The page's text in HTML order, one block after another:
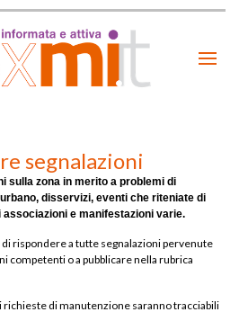
segnalazioni
sulla zona in merito a problemi di
disservizi, eventi che riteniate di
e manifestazioni varie.
rispondere a tutte segnalazioni pervenute
competenti o a pubblicare nella rubrica
richieste di manutenzione saranno tracciabili